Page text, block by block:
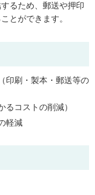
るため、郵送や押印
とができます。
印刷・製本・郵送等の
るコストの削減）
軽減